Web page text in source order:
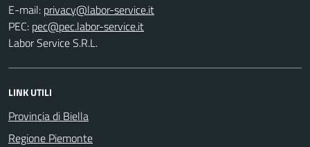
E-mail:
PEC:
Labor Service S.R.L.
LINK UTILI
Provincia di Biella
Regione Piemonte